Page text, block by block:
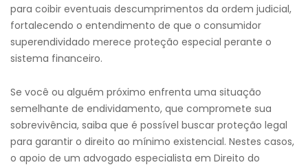
para coibir eventuais descumprimentos da ordem judicial,
fortalecendo o entendimento de que o consumidor
superendividado merece proteção especial perante o
sistema financeiro.
Se você ou alguém próximo enfrenta uma situação
semelhante de endividamento, que compromete sua
sobrevivência, saiba que é possível buscar proteção legal
para garantir o direito ao mínimo existencial. Nestes casos,
o apoio de um advogado especialista em Direito do